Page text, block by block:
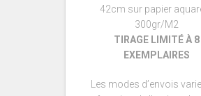
42cm sur papier
300gr/M2
TIRAGE LIMITÉ À 8
EXEMPLAIRES
Les modes d’envois